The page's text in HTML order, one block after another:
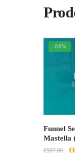
-88%
Funnel
Mastella
€597.00 Il
€